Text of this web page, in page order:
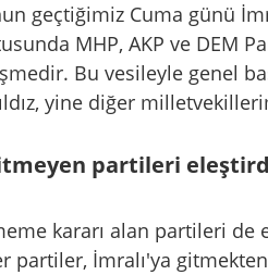
geçtiğimiz Cuma günü
MHP, AKP ve DEM
Bu vesileyle genel
yine diğer
partileri
kararı alan partileri
partiler, İmralı'ya